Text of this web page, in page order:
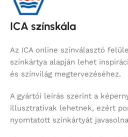
ICA színskála
Az ICA online színválasztó
színkártya alapján lehet
és színvilág megtervezéséhez.
A gyártói leírás szerint a
illusztratívak lehetnek, ezért
nyomtatott színkártyát